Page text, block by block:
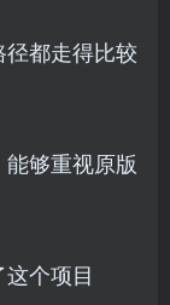
都走得比较
够重视原版
个项目